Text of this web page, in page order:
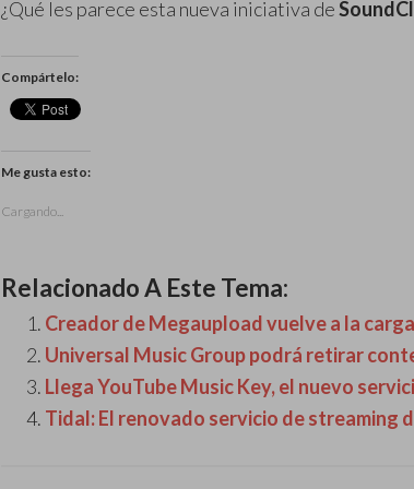
¿Qué les parece esta nueva iniciativa de
Compártelo:
Me gusta esto:
Cargando...
Relacionado A Este Tema:
Creador de Megaupload vuelve a la
Universal Music Group podrá retirar
Llega YouTube Music Key, el nuevo
Tidal: El renovado servicio de streaming